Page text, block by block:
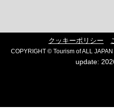
クッキーポリシー
COPYRIGHT © Tourism of ALL
update: